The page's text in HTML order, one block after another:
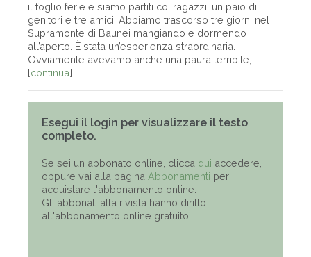
il foglio ferie e siamo partiti coi ragazzi, un paio di
genitori e tre amici. Abbiamo trascorso tre giorni nel
Supramonte di Baunei mangiando e dormendo
all’aperto. È stata un’esperienza straordinaria.
Ovviamente avevamo anche una paura terribile, ...
[continua]
Esegui il login per visualizzare il testo
completo.
Se sei un abbonato online, clicca qui accedere,
oppure vai alla pagina Abbonamenti per
acquistare l'abbonamento online.
Gli abbonati alla rivista hanno diritto
all'abbonamento online gratuito!